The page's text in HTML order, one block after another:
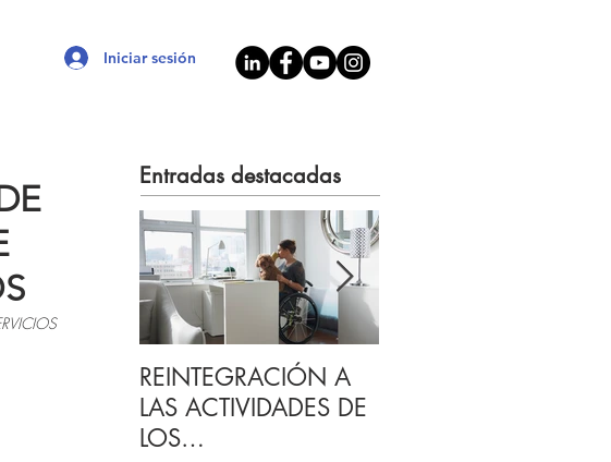
Iniciar sesión
Entradas destacadas
REINTEGRACIÓN A
LAS ACTIVIDADES DE
LOS